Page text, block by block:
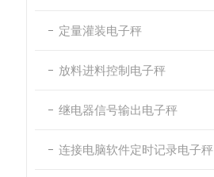
定量灌装电子秤
放料进料控制电子秤
继电器信号输出电子秤
连接电脑软件定时记录电子秤